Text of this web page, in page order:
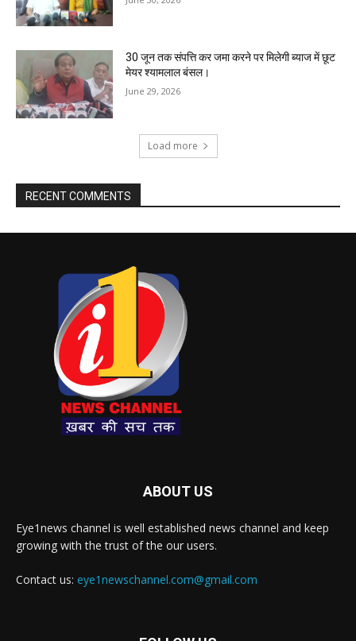
30 जून तक संपत्ति कर जमा करने पर मिलेगी ब्याज में छूट
मेयर श्यामलाल बंसल।
June 29, 2026
Load more
RECENT COMMENTS
ABOUT US
Eye1news channel is well established news channel and keep
growing with the trust of the our users.
Contact us: eye1newschannel.com@gmail.com